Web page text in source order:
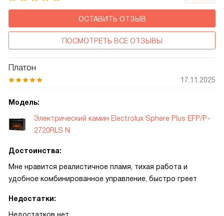
ОСТАВИТЬ ОТЗЫВ
ПОСМОТРЕТЬ ВСЕ ОТЗЫВЫ
Платон
17.11.2025
Модель:
Электрический камин Electrolux Sphere Plus EFP/P-
2720RLS N
Достоинства:
Мне нравится реалистичное пламя, тихая работа и
удобное комбинированное управление, быстро греет
Недостатки: